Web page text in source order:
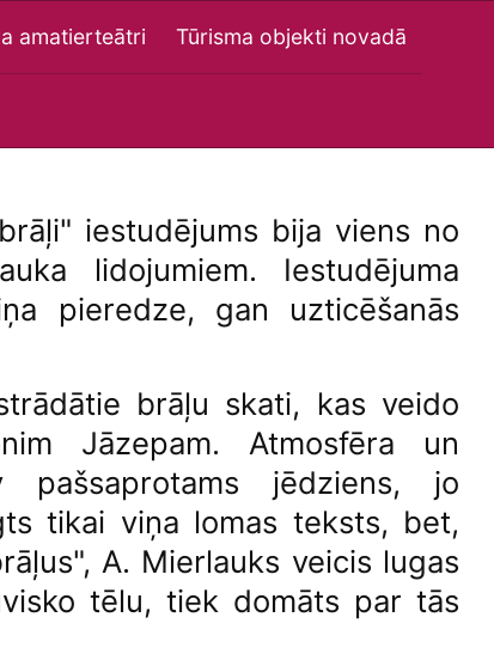
amatierteātri Tūrisma objekti novadā
iestudējums bija viens no
lidojumiem. Iestudējuma
pieredze, gan uzticēšanās
brāļu skati, kas veido
Jāzepam. Atmosfēra un
pašsaprotams jēdziens, jo
tikai viņa lomas teksts, bet,
A. Mierlauks veicis lugas
tēlu, tiek domāts par tās